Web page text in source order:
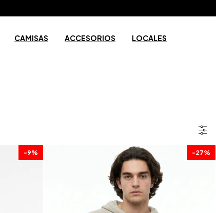
CAMISAS ACCESORIOS LOCALES
-9% -27%